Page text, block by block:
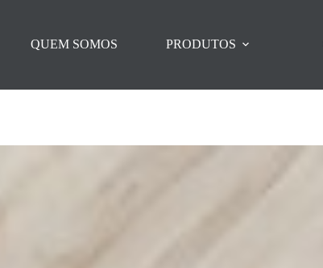
QUEM SOMOS PRODUTOS